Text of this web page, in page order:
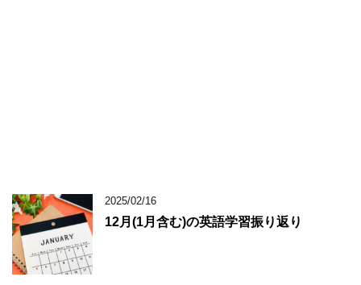
2025/02/16
12月(1月含む)の英語学習振り返り